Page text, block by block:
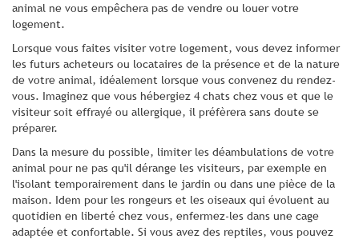
animal ne vous empêchera pas de vendre ou louer votre
logement.
Lorsque vous faites visiter votre logement, vous devez informer
les futurs acheteurs ou locataires de la présence et de la nature
de votre animal, idéalement lorsque vous convenez du rendez-
vous. Imaginez que vous hébergiez 4 chats chez vous et que le
visiteur soit effrayé ou allergique, il préfèrera sans doute se
préparer.
Dans la mesure du possible, limiter les déambulations de votre
animal pour ne pas qu'il dérange les visiteurs, par exemple en
l'isolant temporairement dans le jardin ou dans une pièce de la
maison. Idem pour les rongeurs et les oiseaux qui évoluent au
quotidien en liberté chez vous, enfermez-les dans une cage
adaptée et confortable. Si vous avez des reptiles, vous pouvez